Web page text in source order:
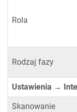
Rola
Rodzaj fazy
Ustawienia →
Skanowanie